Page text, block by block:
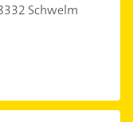
Schwelm